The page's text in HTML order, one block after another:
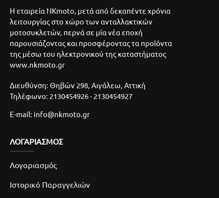
Η εταιρεία NKmoto, μετά από δεκαπέντε χρόνια
λειτουργίας στο χώρο των ανταλλακτικών
μοτοσυκλετών, περνά σε μία νέα εποχή
παρουσιάζοντας και προσφέροντας τα προϊόντα
της μέσω του ηλεκτρονικού της καταστήματος
www.nkmoto.gr
Διευθύνση: Θηβών 298, Αιγάλεω, Αττική
Τηλέφωνο: 2130454926 - 2130454927
E-mail: info@nkmoto.gr
ΛΟΓΑΡΙΑΣΜΌΣ
Λογαριασμός
Ιστορικό Παραγγελιών